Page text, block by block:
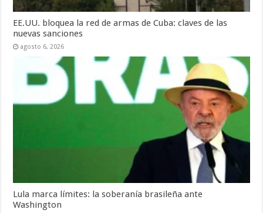
EE.UU. bloquea la red de armas de Cuba: claves de las
nuevas sanciones
agosto 6, 2026
Lula marca límites: la soberanía brasileña ante
Washington